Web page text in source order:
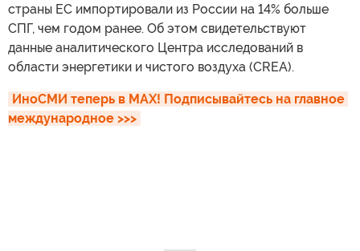
страны ЕС импортировали из России на 14% больше
СПГ, чем годом ранее. Об этом свидетельствуют
данные аналитического Центра исследований в
области энергетики и чистого воздуха (CREA).
ИноСМИ теперь в MAX! Подписывайтесь на главное
международное >>>